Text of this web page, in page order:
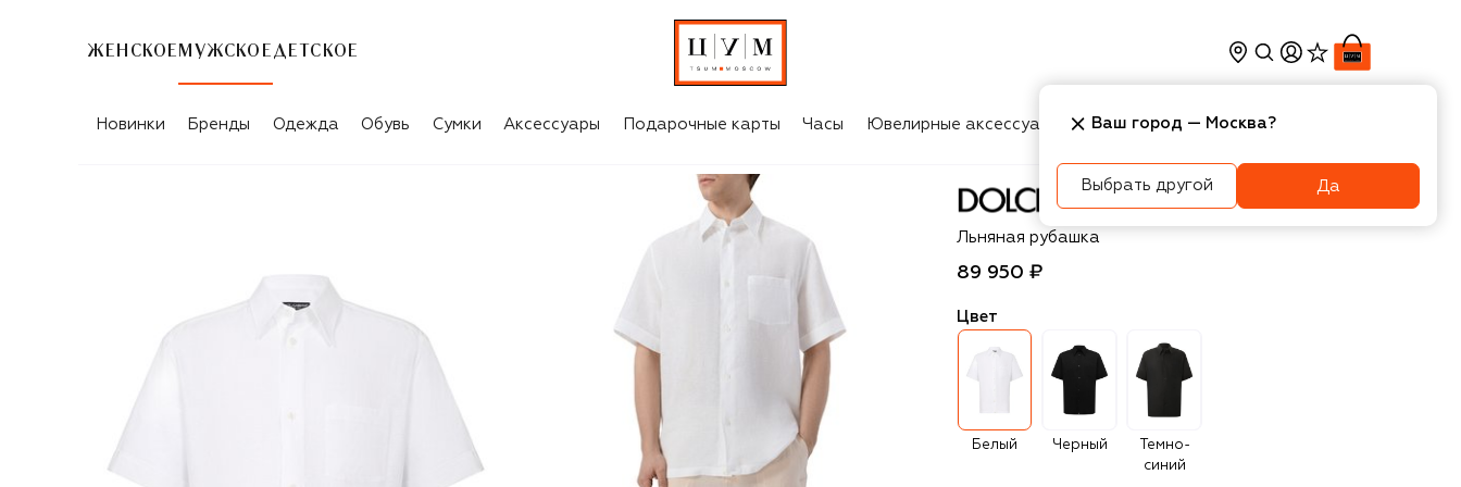
ЖЕНСКОЕ МУЖСКОЕ ДЕТСКОЕ
Новинки Бренды Одежда Обувь Сумки Аксессуары Подарочные карты Часы Ювелирные аксессуары Косметика Интерьер
Dolce & Gabbana
Льняная рубашка
89 950 ₽
Цвет
Белый Черный
Темно-
синий
Ваш город — Москва?
Выбрать другой Да